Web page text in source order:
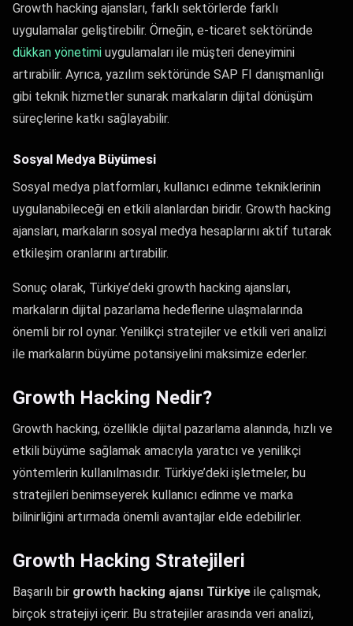
Growth hacking ajansları, farklı sektörlerde farklı
uygulamalar geliştirebilir. Örneğin, e-ticaret sektöründe
dükkan yönetimi uygulamaları ile müşteri deneyimini
artırabilir. Ayrıca, yazılım sektöründe SAP FI danışmanlığı
gibi teknik hizmetler sunarak markaların dijital dönüşüm
süreçlerine katkı sağlayabilir.
Sosyal Medya Büyümesi
Sosyal medya platformları, kullanıcı edinme tekniklerinin
uygulanabileceği en etkili alanlardan biridir. Growth hacking
ajansları, markaların sosyal medya hesaplarını aktif tutarak
etkileşim oranlarını artırabilir.
Sonuç olarak, Türkiye’deki growth hacking ajansları,
markaların dijital pazarlama hedeflerine ulaşmalarında
önemli bir rol oynar. Yenilikçi stratejiler ve etkili veri analizi
ile markaların büyüme potansiyelini maksimize ederler.
Growth Hacking Nedir?
Growth hacking, özellikle dijital pazarlama alanında, hızlı ve
etkili büyüme sağlamak amacıyla yaratıcı ve yenilikçi
yöntemlerin kullanılmasıdır. Türkiye’deki işletmeler, bu
stratejileri benimseyerek kullanıcı edinme ve marka
bilinirliğini artırmada önemli avantajlar elde edebilirler.
Growth Hacking Stratejileri
Başarılı bir growth hacking ajansı Türkiye ile çalışmak,
birçok stratejiyi içerir. Bu stratejiler arasında veri analizi,